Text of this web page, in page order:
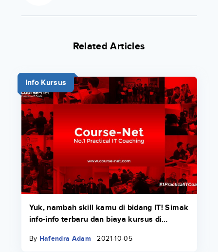
Related Articles
Info Kursus
Yuk, nambah skill kamu di bidang IT! Simak
info-info terbaru dan biaya kursus di
By Hafendra Adam 2021-10-05